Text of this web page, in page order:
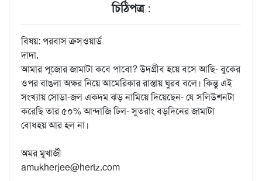
চিঠিপত্র:
বিষয়: পরবাস ক্রস্‌ওয়ার্ড
দাদা,
আমার পূজোর জামাটা কবে পাবো? উদগ্রীব হয়ে বসে আছি- বুকের
ওপর বাঙলা অক্ষর নিয়ে আমেরিকার রাস্তায় ঘুরব বলে। কিন্তু এই
সংখ্যায় সোডা-জল একদম ঝড় নামিয়ে দিয়েছেন- যে সলিউশনটা
করেছি তার ৫০% আন্দাজি ঢিল- সুতরাং বড়দিনের জামাটা
বোধহয় আর হল না।
অমর মুখার্জী
amukherjee@hertz.com